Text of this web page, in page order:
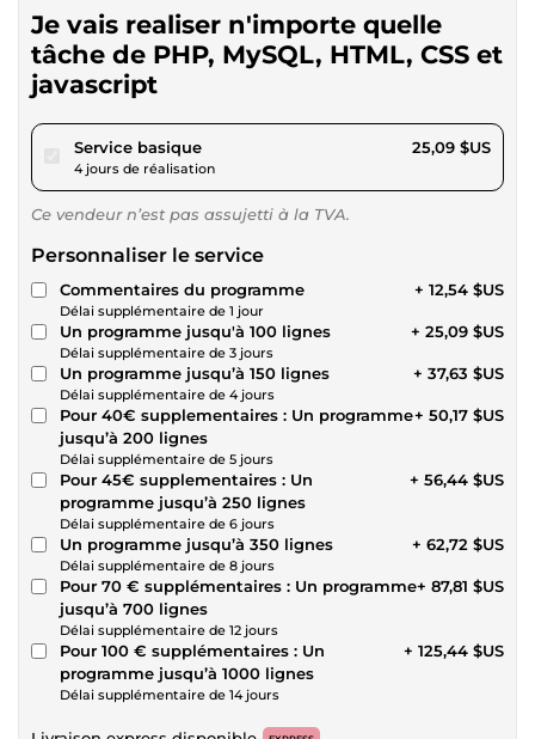
Je vais realiser n'importe quelle
tâche de PHP, MySQL, HTML, CSS et
javascript
Service basiquepour 23,12 $US
4 jours de réalisation
25,09 $US
Ce vendeur n’est pas assujetti à la TVA.
Personnaliser le service
Commentaires du programme
Délai supplémentaire de 1 jour
+ 12,54 $US
Un programme jusqu'à 100 lignes
Délai supplémentaire de 3 jours
+ 25,09 $US
Un programme jusqu’à 150 lignes
Délai supplémentaire de 4 jours
+ 37,63 $US
Pour 40€ supplementaires : Un programme
jusqu’à 200 lignes
Délai supplémentaire de 5 jours
+ 50,17 $US
Pour 45€ supplementaires : Un
programme jusqu’à 250 lignes
Délai supplémentaire de 6 jours
+ 56,44 $US
Un programme jusqu’à 350 lignes
Délai supplémentaire de 8 jours
+ 62,72 $US
Pour 70 € supplémentaires : Un programme
jusqu’à 700 lignes
Délai supplémentaire de 12 jours
+ 87,81 $US
Pour 100 € supplémentaires : Un
programme jusqu’à 1000 lignes
Délai supplémentaire de 14 jours
+ 125,44 $US